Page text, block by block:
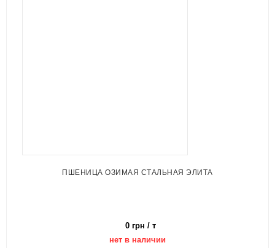
ПШЕНИЦА ОЗИМАЯ СТАЛЬНАЯ ЭЛИТА
0 грн / т
нет в наличии